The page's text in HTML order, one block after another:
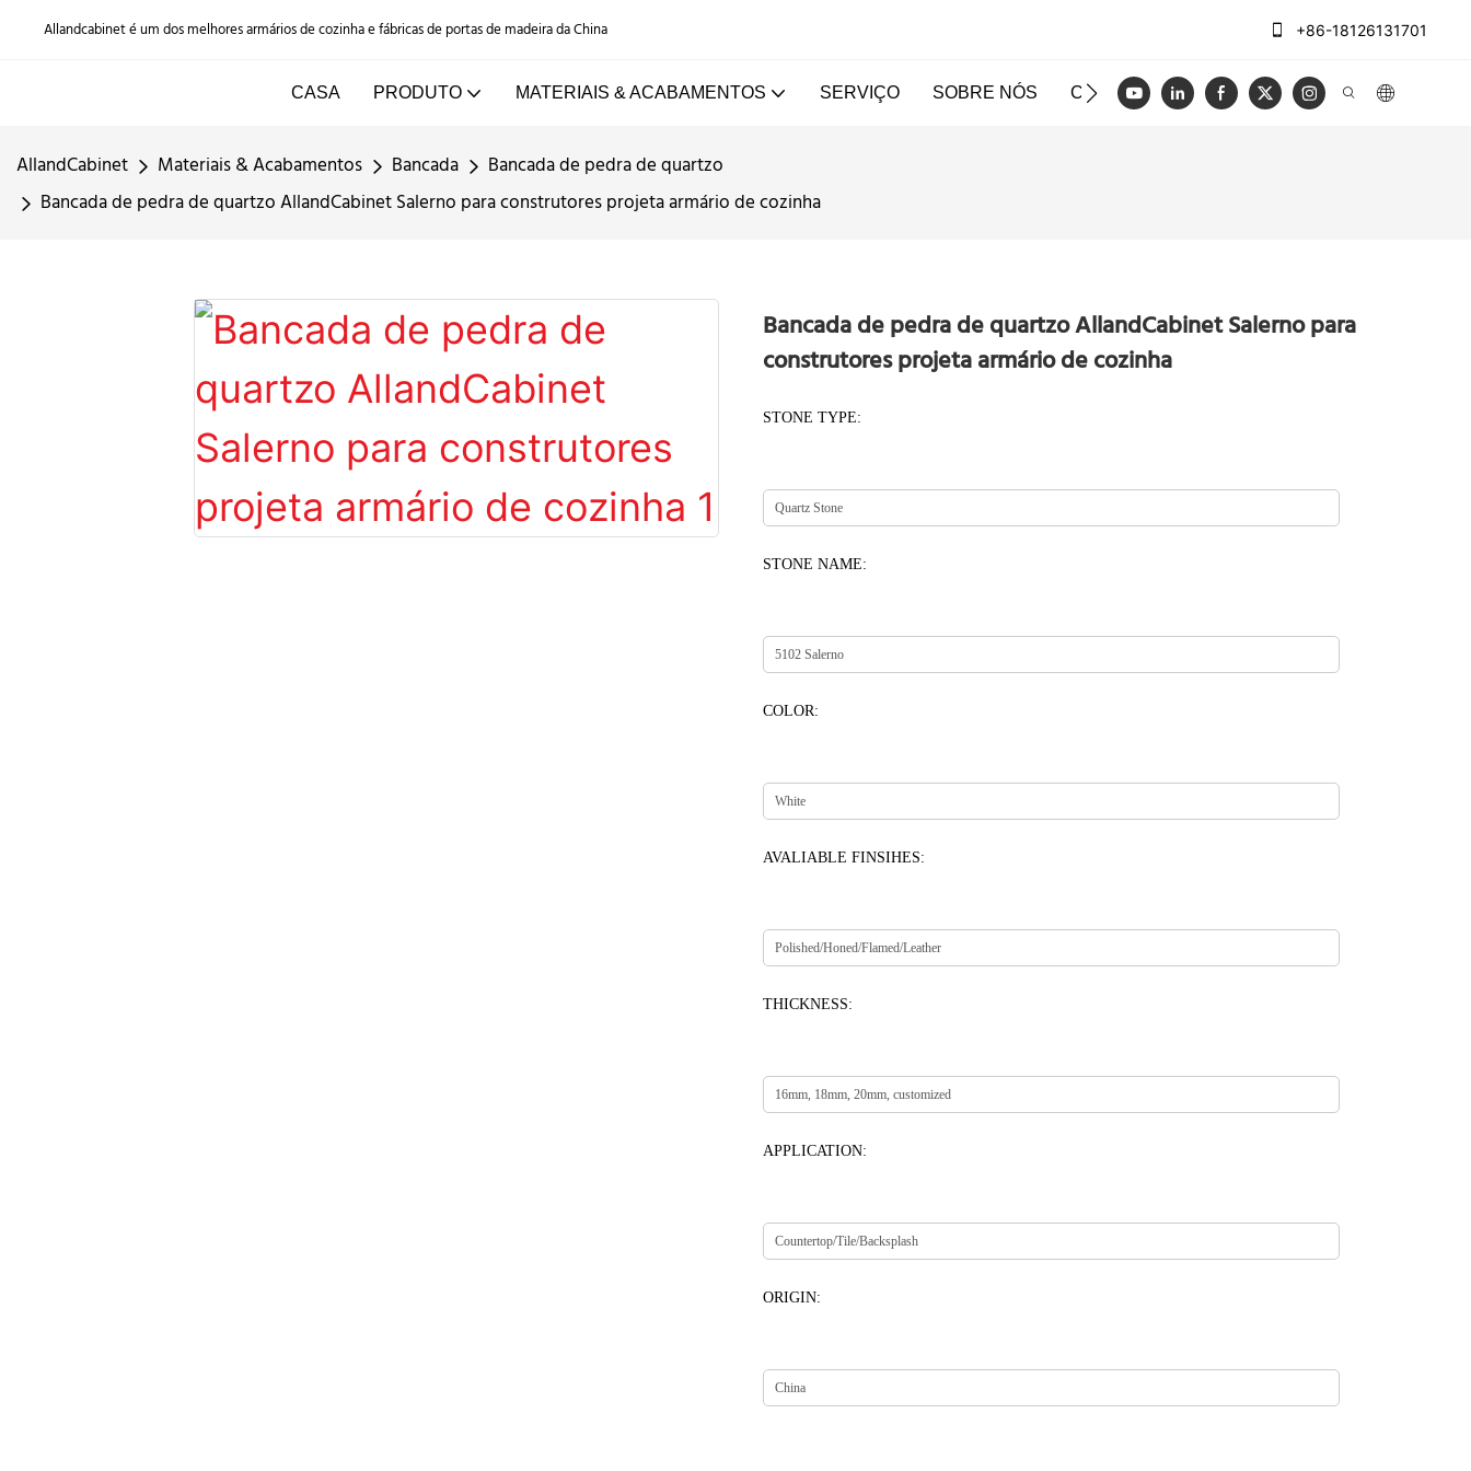
Allandcabinet é um dos melhores armários de cozinha e fábricas de portas de madeira da China +86-18126131701
CASA PRODUTO MATERIAIS & ACABAMENTOS SERVIÇO SOBRE NÓS CASOS BLOG VÍDEO ENTRE EM
AllandCabinet Materiais & Acabamentos Bancada
Bancada de pedra de quartzo
Bancada de pedra de quartzo AllandCabinet Salerno para construtores projeta armário de cozinha
Bancada de pedra de quartzo AllandCabinet Salerno para
construtores projeta armário de cozinha
STONE TYPE:
STONE NAME:
COLOR:
AVALIABLE FINSIHES:
THICKNESS:
APPLICATION:
ORIGIN: